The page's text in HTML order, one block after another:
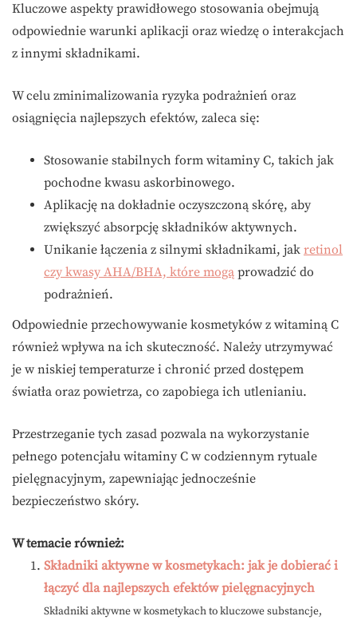
Kluczowe aspekty prawidłowego stosowania obejmują
odpowiednie warunki aplikacji oraz wiedzę o interakcjach
z innymi składnikami.
W celu zminimalizowania ryzyka podrażnień oraz
osiągnięcia najlepszych efektów, zaleca się:
Stosowanie stabilnych form witaminy C, takich jak
pochodne kwasu askorbinowego.
Aplikację na dokładnie oczyszczoną skórę, aby
zwiększyć absorpcję składników aktywnych.
Unikanie łączenia z silnymi składnikami, jak retinol
czy kwasy AHA/BHA, które mogą prowadzić do
podrażnień.
Odpowiednie przechowywanie kosmetyków z witaminą C
również wpływa na ich skuteczność. Należy utrzymywać
je w niskiej temperaturze i chronić przed dostępem
światła oraz powietrza, co zapobiega ich utlenianiu.
Przestrzeganie tych zasad pozwala na wykorzystanie
pełnego potencjału witaminy C w codziennym rytuale
pielęgnacyjnym, zapewniając jednocześnie
bezpieczeństwo skóry.
W temacie również:
Składniki aktywne w kosmetykach: jak je dobierać i
łączyć dla najlepszych efektów pielęgnacyjnych
Składniki aktywne w kosmetykach to kluczowe substancje,